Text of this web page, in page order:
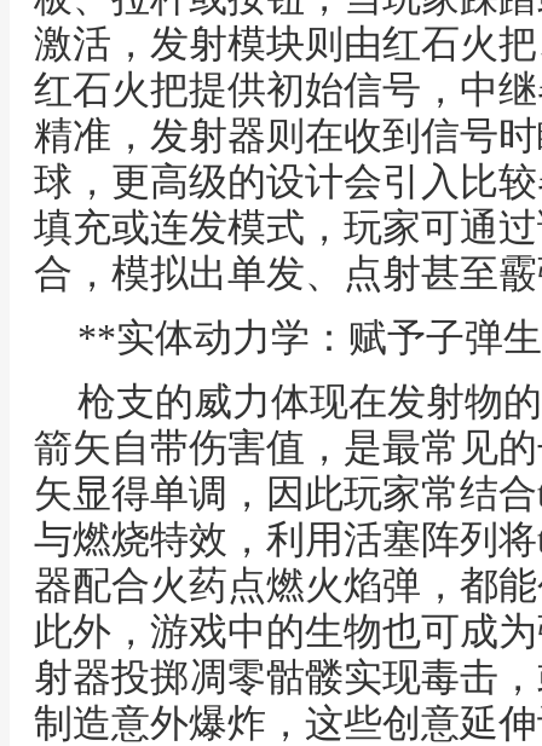
激活，发射模块则由红石火
红石火把提供初始信号，中
精准，发射器则在收到信号
球，更高级的设计会引入比
填充或连发模式，玩家可通
合，模拟出单发、点射甚至
**实体动力学：赋予子弹
枪支的威力体现在发射物
箭矢自带伤害值，是最常见
矢显得单调，因此玩家常结
与燃烧特效，利用活塞阵列
器配合火药点燃火焰弹，都
此外，游戏中的生物也可成
射器投掷凋零骷髅实现毒击
制造意外爆炸，这些创意延